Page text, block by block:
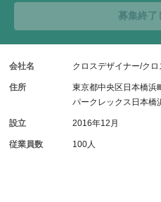
募集終了
会社名 クロスデザイナー/ク
住所
東京都中央区日本橋浜
パークレックス日本橋
設立 2016年12月
従業員数 100人